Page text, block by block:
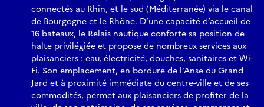
connectés au Rhin, et le sud (Méditerranée) via le canal
de Bourgogne et le Rhône. D’une capacité d’accueil de
16 bateaux, le Relais nautique conforte sa position de
halte privilégiée et propose de nombreux services aux
plaisanciers : eau, électricité, douches, sanitaires et Wi-
Fi. Son emplacement, en bordure de l’Anse du Grand
Jard et à proximité immédiate du centre-ville et de ses
commodités, permet aux plaisanciers de profiter de la